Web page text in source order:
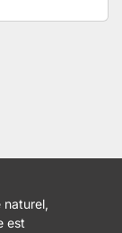
naturel,
est